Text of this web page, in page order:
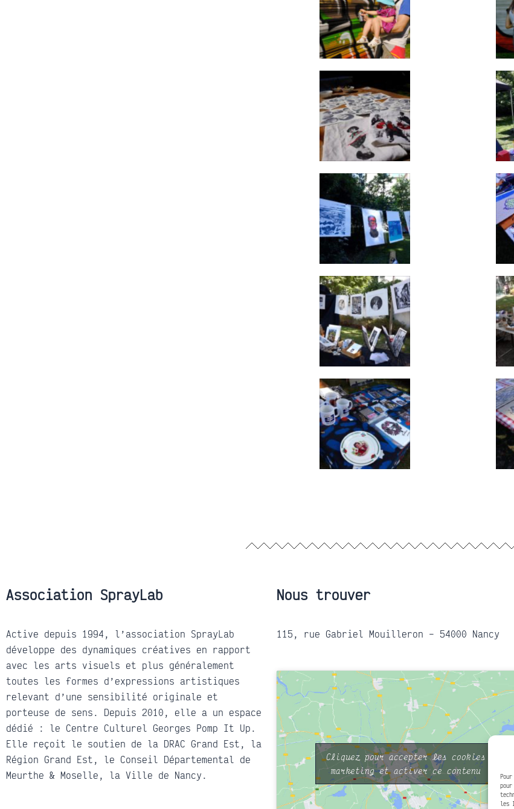
les
Association SprayLab
Active depuis 1994, l’association SprayLab
développe des dynamiques créatives en rapport
avec les arts visuels et plus généralement
toutes les formes d’expressions artistiques
relevant d’une sensibilité originale et
porteuse de sens. Depuis 2010, elle a un espace
dédié : le Centre Culturel Georges Pomp It Up.
Elle reçoit le soutien de la DRAC Grand Est, la
Région Grand Est, le Conseil Départemental de
Meurthe & Moselle, la Ville de Nancy.
Nous trouver
115, rue Gabriel Mouilleron – 54000 Nancy
Cliquez pour accepter les cookies
marketing et activer ce contenu